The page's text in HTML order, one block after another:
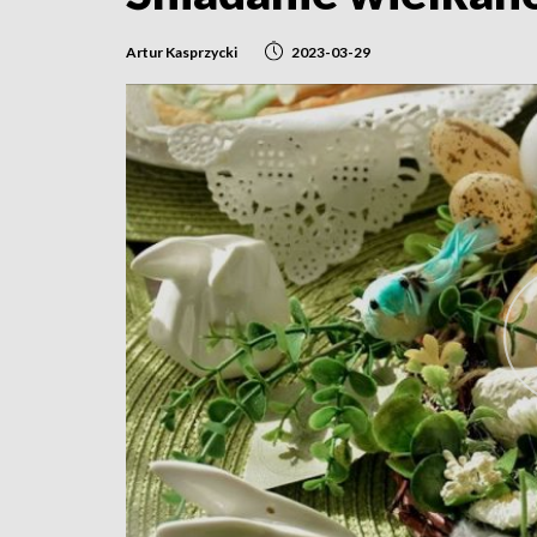
Artur Kasprzycki 2023-03-29